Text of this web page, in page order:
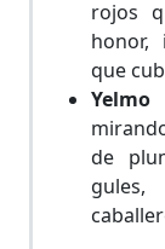
rojos
honor,
que
Yelmo
de